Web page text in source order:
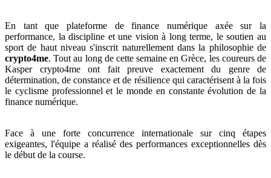
En tant que plateforme de finance numérique axée sur la
performance, la discipline et une vision à long terme, le soutien au
sport de haut niveau s'inscrit naturellement dans la philosophie de
crypto4me. Tout au long de cette semaine en Grèce, les coureurs de
Kasper crypto4me ont fait preuve exactement du genre de
détermination, de constance et de résilience qui caractérisent à la fois
le cyclisme professionnel et le monde en constante évolution de la
finance numérique.
Face à une forte concurrence internationale sur cinq étapes
exigeantes, l'équipe a réalisé des performances exceptionnelles dès
le début de la course.